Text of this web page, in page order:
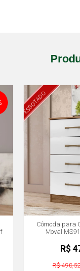
ESGOTADO
Cômoda para
Moval
R$ 490,52
R$